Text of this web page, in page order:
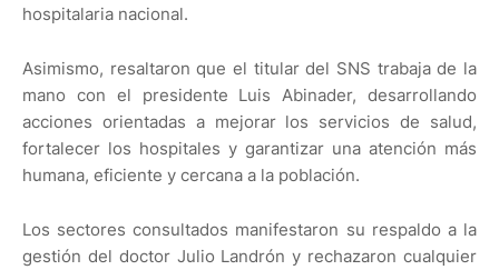
hospitalaria nacional.
Asimismo, resaltaron que el titular del SNS trabaja de la
mano con el presidente Luis Abinader, desarrollando
acciones orientadas a mejorar los servicios de salud,
fortalecer los hospitales y garantizar una atención más
humana, eficiente y cercana a la población.
Los sectores consultados manifestaron su respaldo a la
gestión del doctor Julio Landrón y rechazaron cualquier